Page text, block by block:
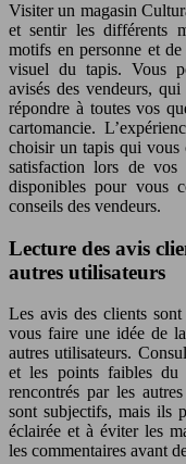
Visiter un magasin
et sentir les différents
motifs en personne et
visuel du tapis. Vous
avisés des vendeurs,
répondre à toutes vos
cartomancie.
choisir un tapis qui vous
satisfaction lors de vos
disponibles pour vous
conseils des vendeurs.
Lecture des avis
autres utilisateurs
Les avis des clients
vous faire une idée de
autres utilisateurs.
et les points faibles du
rencontrés par les
sont subjectifs, mais ils
éclairée et à éviter les
les commentaires avant